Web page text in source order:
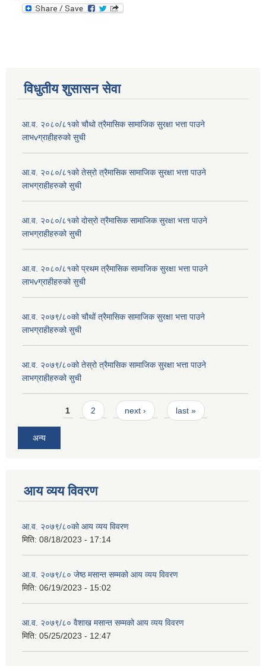
विधुतीय शुसासन सेवा
आ.व. २०८०/८१को चौथो त्रैमासिक सामाजिक सुरक्षा भत्ता पाउने
लाभvग्राहीहरुको सुची
आ.व. २०८०/८१को तेस्रो त्रैमासिक सामाजिक सुरक्षा भत्ता पाउने
लाभग्राहीहरुको सुची
आ.व. २०८०/८१को दोस्रो त्रैमासिक सामाजिक सुरक्षा भत्ता पाउने
लाभग्राहीहरुको सुची
आ.व. २०८०/८१को प्रथम त्रैमासिक सामाजिक सुरक्षा भत्ता पाउने
लाभvग्राहीहरुको सुची
आ.व. २०७९/८०को चौथों त्रैमासिक सामाजिक सुरक्षा भत्ता पाउने
लाभग्राहीहरुको सुची
आ.व. २०७९/८०को तेस्रो त्रैमासिक सामाजिक सुरक्षा भत्ता पाउने
लाभग्राहीहरुको सुची
Pages1 2 next › last »
अन्य
आय व्यय विवरण
आ.व. २०७९/८०को आय व्यय विवरण
मिति: 08/18/2023 - 17:14
आ.व. २०७९/८० जेष्ठ मसान्त सम्मको आय व्यय विवरण
मिति: 06/19/2023 - 15:02
आ.व. २०७९/८० वैशाख मसान्त सम्मको आय व्यय विवरण
मिति: 05/25/2023 - 12:47